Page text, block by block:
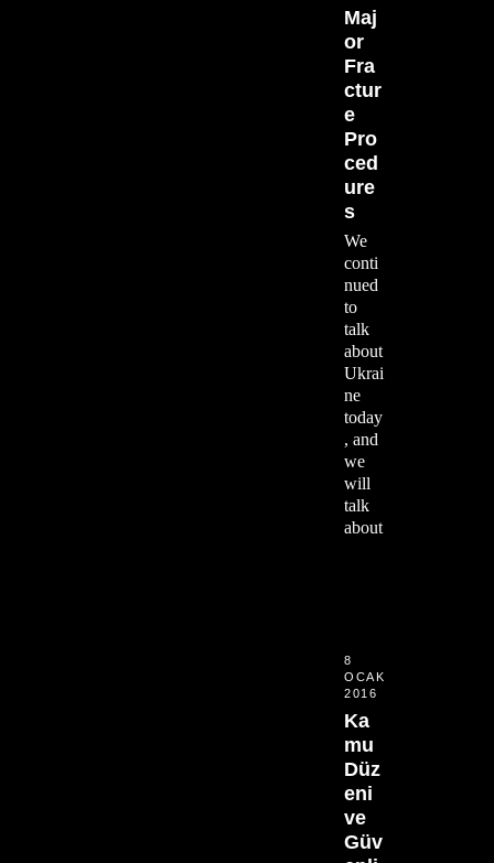
Maj
or
Fra
ctur
e
Pro
ced
ure
s
We
conti
nued
to
talk
about
Ukrai
ne
today
, and
we
will
talk
about
8
OCAK
2016
Ka
mu
Düz
eni
ve
Güv